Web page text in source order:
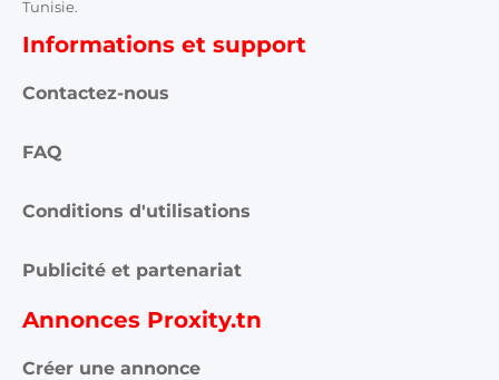
Tunisie.
Informations et support
Contactez-nous
FAQ
Conditions d'utilisations
Publicité et partenariat
Annonces Proxity.tn
Créer une annonce